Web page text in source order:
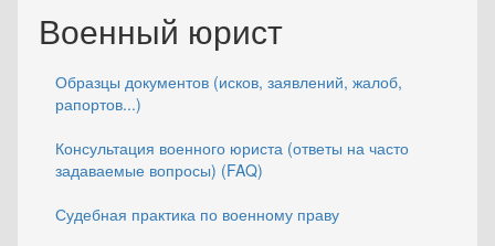
Военный юрист
Образцы документов (исков, заявлений, жалоб,
рапортов...)
Консультация военного юриста (ответы на часто
задаваемые вопросы) (FAQ)
Судебная практика по военному праву